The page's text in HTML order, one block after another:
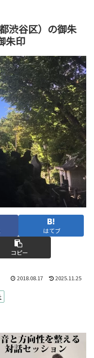
渋谷区）の御朱
朱印
はてブ
コピー
2018.08.17 2025.11.25